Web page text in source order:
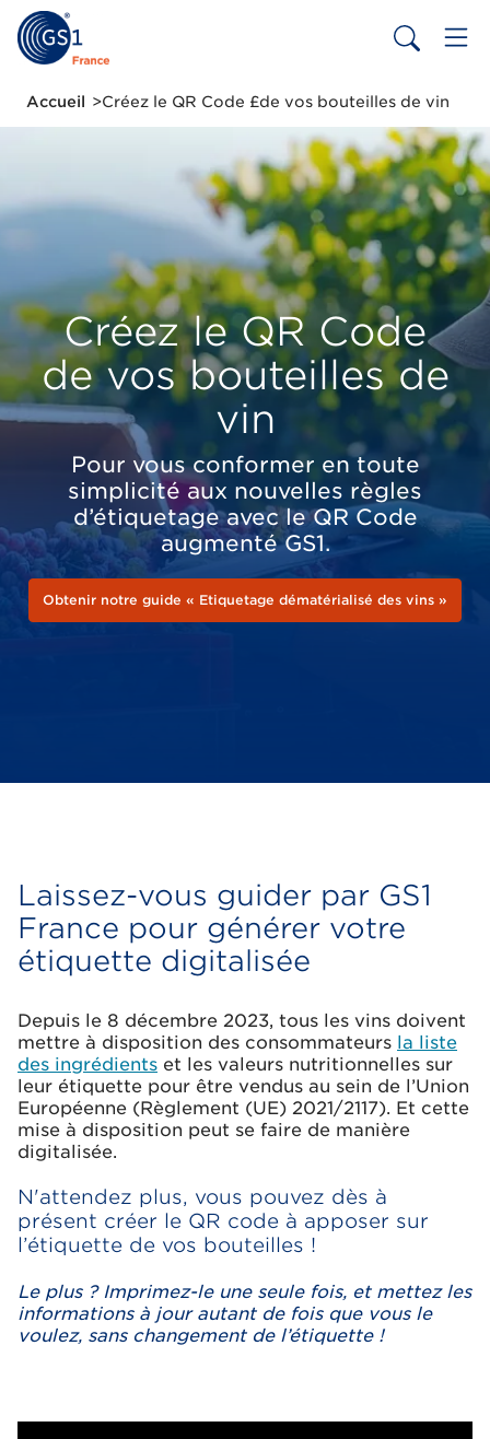
Aller
au
contenu
d'Ariane
Accueil Créez le QR Code £de vos bouteilles de vin
Créez le QR Code
de vos bouteilles de
vin
Pour vous conformer en toute
simplicité aux nouvelles règles
d’étiquetage avec le QR Code
augmenté GS1.
Obtenir notre guide « Etiquetage dématérialisé des vins »
Laissez-vous guider par GS1
France pour générer votre
étiquette digitalisée
Depuis le 8 décembre 2023, tous les vins doivent
mettre à disposition des consommateurs la liste
des ingrédients et les valeurs nutritionnelles sur
leur étiquette pour être vendus au sein de l’Union
Européenne (Règlement (UE) 2021/2117). Et cette
mise à disposition peut se faire de manière
digitalisée.
N'attendez plus, vous pouvez dès à
présent créer le QR code à apposer sur
l’étiquette de vos bouteilles !
Le plus ? Imprimez-le une seule fois, et mettez les
informations à jour autant de fois que vous le
voulez, sans changement de l’étiquette !